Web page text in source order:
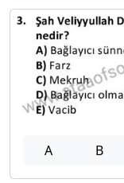
A B